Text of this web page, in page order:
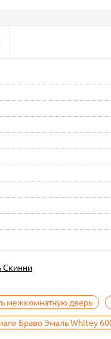
Скинни
межкомнатную дверь
Браво Эмаль Whitey